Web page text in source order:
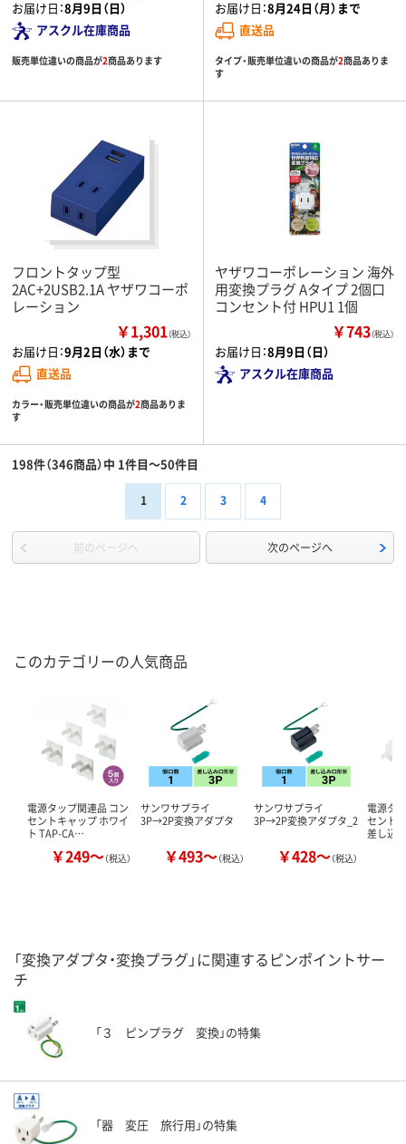
お届け日：8月9日（日）
アスクル在庫商品
販売単位違いの商品が2商品あります
お届け日：8月24日（月）まで
直送品
タイプ・販売単位違いの商品が2商品ありま
す
フロントタップ型
2AC+2USB2.1A ヤザワコーポ
レーション
￥1,301（税込）
お届け日：9月2日（水）まで
直送品
カラー・販売単位違いの商品が2商品ありま
す
ヤザワコーポレーション 海外
用変換プラグ Aタイプ 2個口
コンセント付 HPU1 1個
￥743（税込）
お届け日：8月9日（日）
アスクル在庫商品
198件（346商品）中 1件目～50件目
1 2 3 4
前のページへ 次のページへ
このカテゴリーの人気商品
電源タップ関連品 コン
セントキャップ ホワイ
ト TAP-CA…
￥249～（税込）
サンワサプライ
3P→2P変換アダプタ
￥493～（税込）
サンワサプライ
3P→2P変換アダプタ_2
￥428～（税込）
電源タ
セント
差し込
「変換アダプタ・変換プラグ」に関連するピンポイントサー
チ
「３ ピンプラグ 変換」の特集
「器 変圧 旅行用」の特集